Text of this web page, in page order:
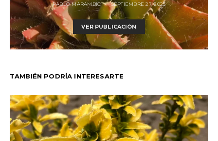
PABLO MARAMBIO SEPTIEMBRE 27, 2025
VER PUBLICACIÓN
TAMBIÉN PODRÍA INTERESARTE